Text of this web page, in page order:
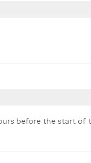
before the start of